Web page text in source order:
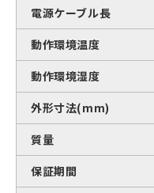
電源ケーブル長
動作環境温度
動作環境湿度
外形寸法(mm)
質量
保証期間